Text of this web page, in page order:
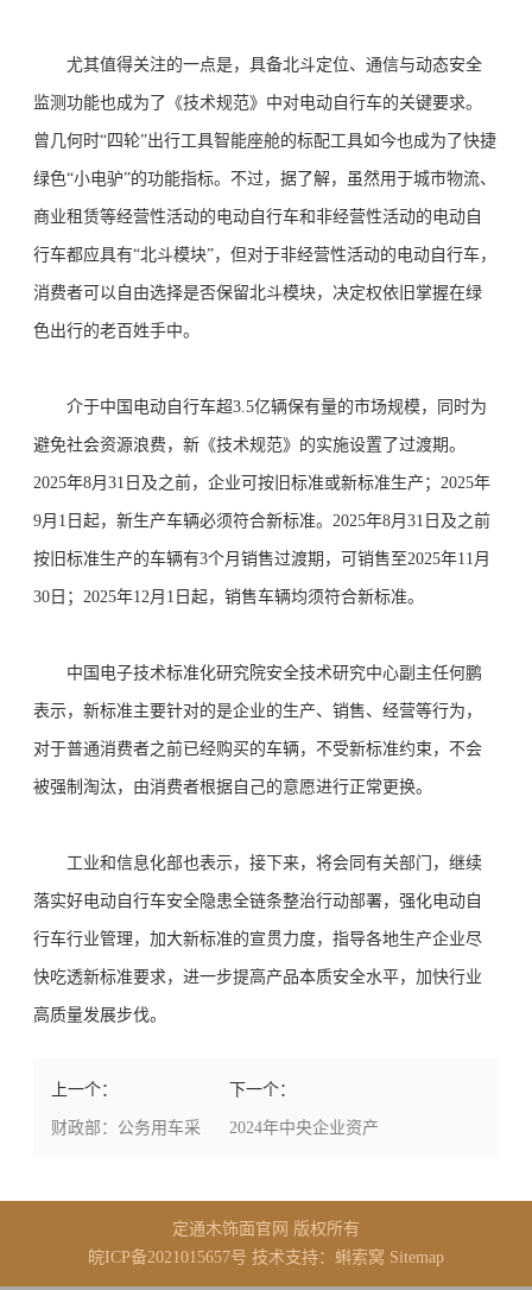
尤其值得关注的一点是，具备北斗定位、通信与动态安全
监测功能也成为了《技术规范》中对电动自行车的关键要求。
曾几何时“四轮”出行工具智能座舱的标配工具如今也成为了快捷
绿色“小电驴”的功能指标。不过，据了解，虽然用于城市物流、
商业租赁等经营性活动的电动自行车和非经营性活动的电动自
行车都应具有“北斗模块”，但对于非经营性活动的电动自行车，
消费者可以自由选择是否保留北斗模块，决定权依旧掌握在绿
色出行的老百姓手中。
介于中国电动自行车超3.5亿辆保有量的市场规模，同时为
避免社会资源浪费，新《技术规范》的实施设置了过渡期。
2025年8月31日及之前，企业可按旧标准或新标准生产；2025年
9月1日起，新生产车辆必须符合新标准。2025年8月31日及之前
按旧标准生产的车辆有3个月销售过渡期，可销售至2025年11月
30日；2025年12月1日起，销售车辆均须符合新标准。
中国电子技术标准化研究院安全技术研究中心副主任何鹏
表示，新标准主要针对的是企业的生产、销售、经营等行为，
对于普通消费者之前已经购买的车辆，不受新标准约束，不会
被强制淘汰，由消费者根据自己的意愿进行正常更换。
工业和信息化部也表示，接下来，将会同有关部门，继续
落实好电动自行车安全隐患全链条整治行动部署，强化电动自
行车行业管理，加大新标准的宣贯力度，指导各地生产企业尽
快吃透新标准要求，进一步提高产品本质安全水平，加快行业
高质量发展步伐。
上一个：
财政部：公务用车采
不低于30%
下一个：
2024年中央企业资产
定通木饰面官网 版权所有
皖ICP备2021015657号 技术支持：蝌索窝 Sitemap